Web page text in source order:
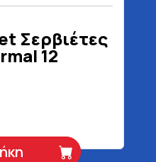
Σερβιέτες
12